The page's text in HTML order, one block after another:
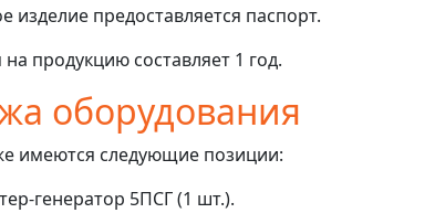
изделие предоставляется паспорт.
на продукцию составляет 1 год.
оборудования
имеются следующие позиции:
генератор 5ПСГ (1 шт.).